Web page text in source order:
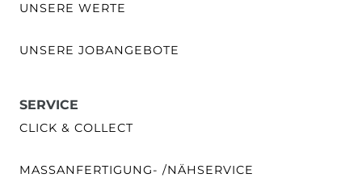
UNSERE WERTE
UNSERE JOBANGEBOTE
SERVICE
CLICK & COLLECT
MASSANFERTIGUNG- /NÄHSERVICE